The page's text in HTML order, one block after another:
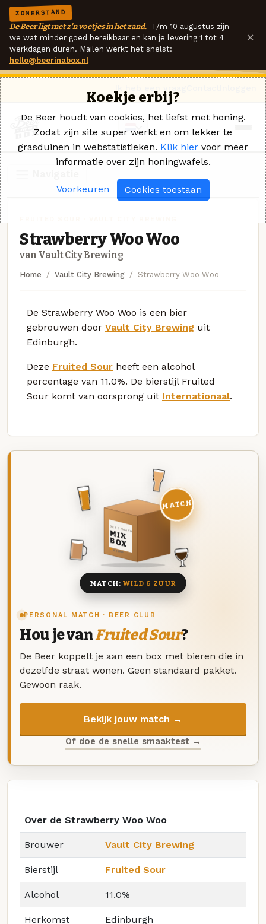
ZOMERSTAND
De Beer ligt met z'n voetjes in het zand. T/m 10 augustus zijn
we wat minder goed bereikbaar en kan je levering 1 tot 4
werkdagen duren. Mailen werkt het snelst:
hello@beerinabox.nl
×
Strawberry Woo Woo
van Vault City Brewing
Home Vault City Brewing Strawberry Woo Woo
De Strawberry Woo Woo is een bier
gebrouwen door Vault City Brewing uit
Edinburgh.
Deze Fruited Sour heeft een alcohol
percentage van 11.0%. De bierstijl Fruited
Sour komt van oorsprong uit Internationaal.
PERSONAL MATCH · BEER CLUB
Hou je vanFruited Sour?
De Beer koppelt je aan een box met bieren die in
dezelfde straat wonen. Geen standaard pakket.
Gewoon raak.
Bekijk jouw match →
Of doe de snelle smaaktest →
DEZE MAAND
MIX
BOX
8 BIEREN
MATCH
MATCH:WILD & ZUUR
Over de Strawberry Woo Woo
Brouwer Vault City Brewing
Bierstijl Fruited Sour
Alcohol 11.0%
Herkomst Edinburgh
Koekje erbij?
De Beer houdt van cookies, het liefst met honing.
Zodat zijn site super werkt en om lekker te
grasduinen in webstatistieken. Klik hier voor meer
informatie over zijn honingwafels.
Voorkeuren Cookies toestaan